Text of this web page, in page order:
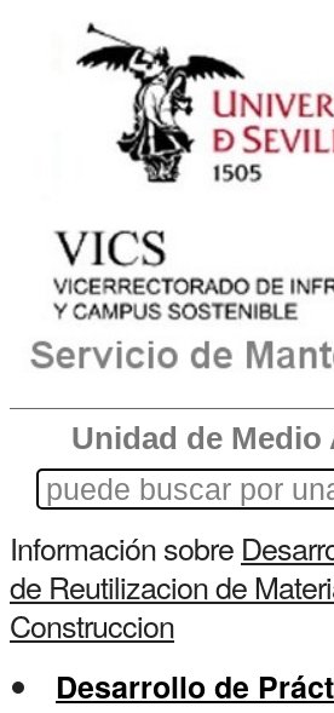
Unidad de Medio
Información sobre
de Reutilizacion de
Construccion
Desarrollo de